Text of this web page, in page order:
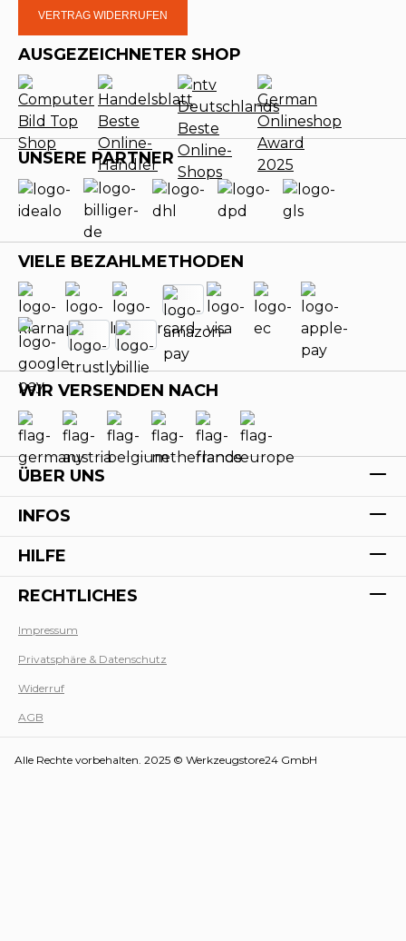
VERTRAG WIDERRUFEN
AUSGEZEICHNETER SHOP
UNSERE PARTNER
VIELE BEZAHLMETHODEN
WIR VERSENDEN NACH
ÜBER UNS
INFOS
HILFE
RECHTLICHES
Impressum
Privatsphäre & Datenschutz
Widerruf
AGB
Alle Rechte vorbehalten. 2025 © Werkzeugstore24 GmbH